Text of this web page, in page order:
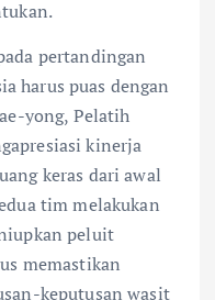
pertandingan
harus puas dengan
yong, Pelatih
kinerja
keras dari awal
tim melakukan
peluit
memastikan
keputusan wasit